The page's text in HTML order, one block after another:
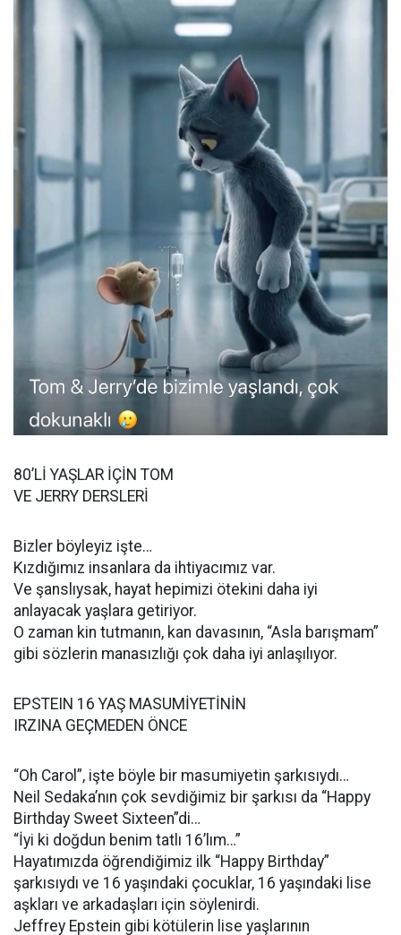
80’Lİ YAŞLAR İÇİN TOM
VE JERRY DERSLERİ
Bizler böyleyiz işte…
Kızdığımız insanlara da ihtiyacımız var.
Ve şanslıysak, hayat hepimizi ötekini daha iyi
anlayacak yaşlara getiriyor.
O zaman kin tutmanın, kan davasının, “Asla barışmam”
gibi sözlerin manasızlığı çok daha iyi anlaşılıyor.
EPSTEIN 16 YAŞ MASUMİYETİNİN
IRZINA GEÇMEDEN ÖNCE
“Oh Carol”, işte böyle bir masumiyetin şarkısıydı…
Neil Sedaka’nın çok sevdiğimiz bir şarkısı da “Happy
Birthday Sweet Sixteen”di…
“İyi ki doğdun benim tatlı 16’lım…”
Hayatımızda öğrendiğimiz ilk “Happy Birthday”
şarkısıydı ve 16 yaşındaki çocuklar, 16 yaşındaki lise
aşkları ve arkadaşları için söylenirdi.
Jeffrey Epstein gibi kötülerin lise yaşlarının